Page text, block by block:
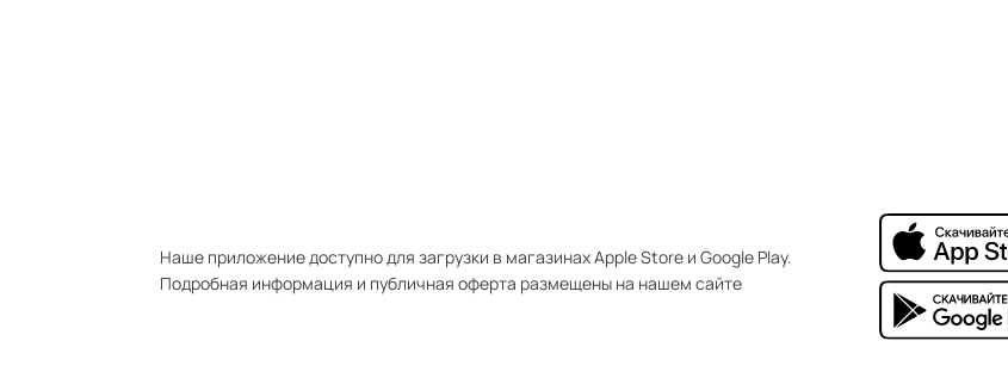
Наше приложение доступно для загрузки в магазинах Apple Store и Google Play.
Подробная информация и публичная оферта размещены на нашем сайте